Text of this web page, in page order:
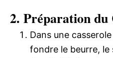
2. Préparation du
Dans une
fondre le beurre,